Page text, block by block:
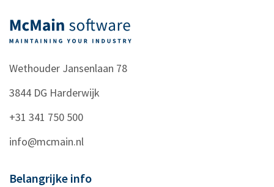
Wethouder Jansenlaan 78
3844 DG Harderwijk
+31 341 750 500
info@mcmain.nl
Belangrijke info